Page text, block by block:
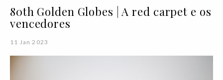
80th Golden Globes | A red carpet e os
vencedores
11 Jan 2023